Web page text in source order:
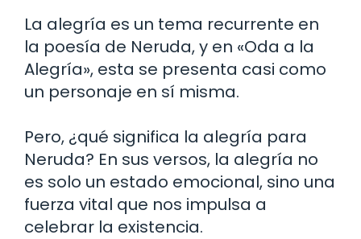
La alegría es un tema recurrente en
la poesía de Neruda, y en «Oda a la
Alegría», esta se presenta casi como
un personaje en sí misma.
Pero, ¿qué significa la alegría para
Neruda? En sus versos, la alegría no
es solo un estado emocional, sino una
fuerza vital que nos impulsa a
celebrar la existencia.